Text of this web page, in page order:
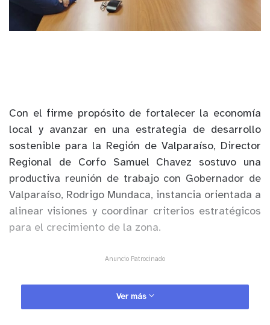
Con el firme propósito de fortalecer la economía
local y avanzar en una estrategia de desarrollo
sostenible para la Región de Valparaíso, Director
Regional de Corfo Samuel Chavez sostuvo una
productiva reunión de trabajo con Gobernador de
Valparaíso, Rodrigo Mundaca, instancia orientada a
alinear visiones y coordinar criterios estratégicos
para el crecimiento de la zona.
Anuncio Patrocinado
Durante el encuentro, ambas autoridades
Ver más